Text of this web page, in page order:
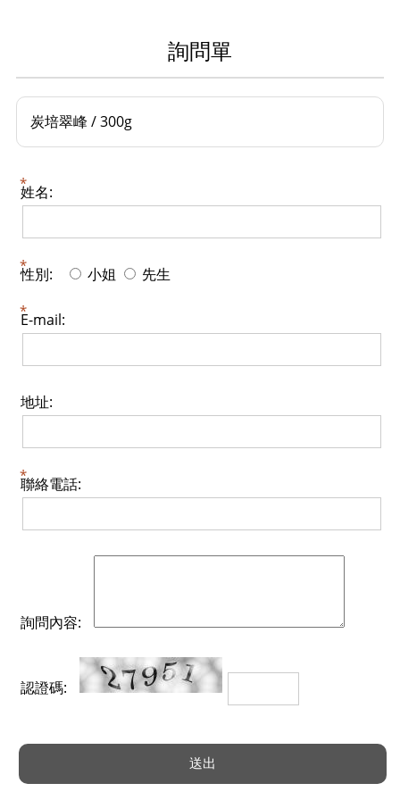
詢問單
炭培翠峰 / 300g
姓名:
性別: 小姐 先生
E-mail:
地址:
聯絡電話:
詢問內容:
認證碼: